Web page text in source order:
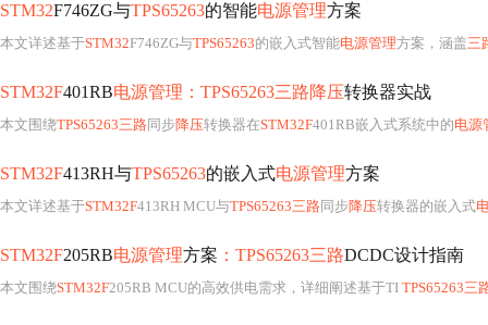
STM32F746ZG与TPS65263的智能电源管理方案
本文详述基于STM32F746ZG与TPS65263的嵌入式智能电源管理方案，涵盖三
STM32F401RB电源管理：TPS65263三路降压转换器实战
本文围绕TPS65263三路同步降压转换器在STM32F401RB嵌入式系统中的电源
STM32F413RH与TPS65263的嵌入式电源管理方案
本文详述基于STM32F413RH MCU与TPS65263三路同步降压转换器的嵌入式
STM32F205RB电源管理方案 ：TPS65263三路DCDC设计指南
本文围绕STM32F205RB MCU的高效供电需求，详细阐述基于TI TPS65263三